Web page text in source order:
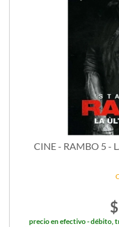
CINE - RAMBO 5 -
precio en efectivo - débito,